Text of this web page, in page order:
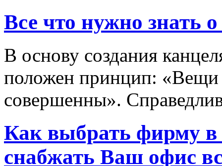
Все что нужно знать
В основу создания
положен принцип:
совершенны».
Как выбрать фирму в
снабжать Ваш офис